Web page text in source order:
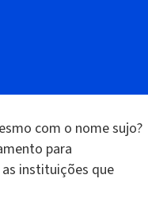
com o nome sujo?
para
instituições que